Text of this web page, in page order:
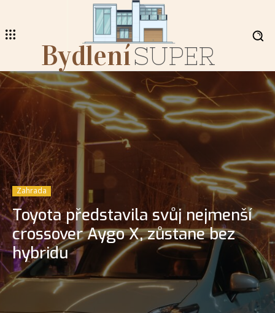
BydleníSUPER
Zahrada
Toyota představila svůj nejmenší
crossover Aygo X, zůstane bez
hybridu